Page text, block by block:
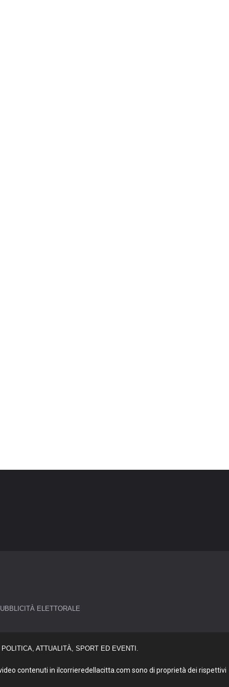
ELETTORALE
ATTUALITÀ, SPORT ED EVENTI.
contenuti in ilcorrieredellacitta.com sono di proprietà dei rispettivi